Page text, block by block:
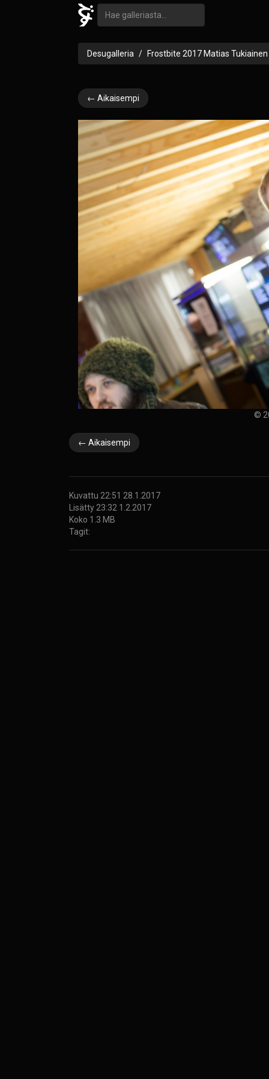
Desugalleria Frostbite 2017 Matias Tukiainen
← Aikaisempi
©
← Aikaisempi
Kuvattu 22:51 28.1.2017
Lisätty 23:32 1.2.2017
Koko 1.3 MB
Tagit: